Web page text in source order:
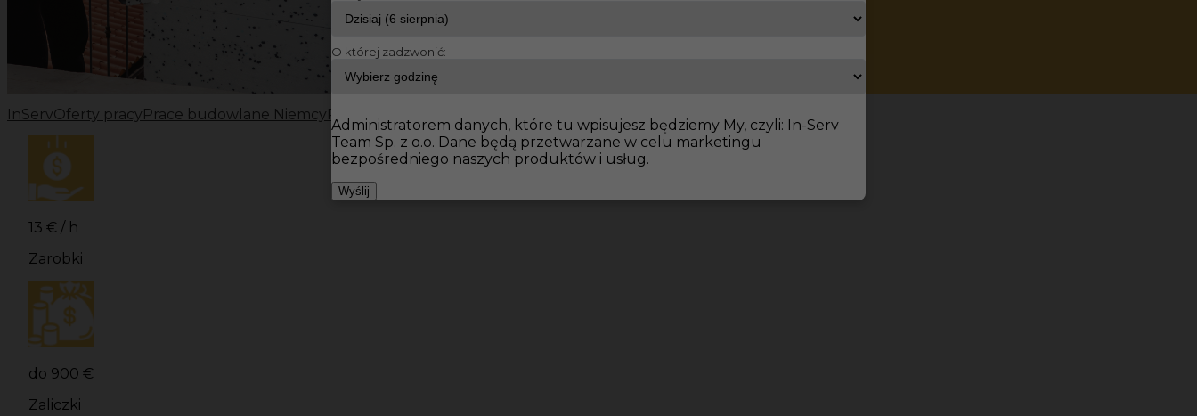
InServOferty pracy Prace budowlane Niemcy Prace budowlane Praca w Niemczech dla brukarza - okolice Ratyzbony
13 € / h
Zarobki
do 900 €
Zaliczki
O której zadzwonić:
Administratorem danych, które tu wpisujesz będziemy My, czyli: In-Serv
Team Sp. z o.o. Dane będą przetwarzane w celu marketingu
bezpośredniego naszych produktów i usług.
Wyślij